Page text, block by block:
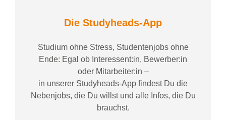
Die Studyheads-App
Studium ohne Stress, Studentenjobs ohne
Ende: Egal ob Interessent:in, Bewerber:in
oder Mitarbeiter:in –
in unserer Studyheads-App findest Du die
Nebenjobs, die Du willst und alle Infos, die Du
brauchst.